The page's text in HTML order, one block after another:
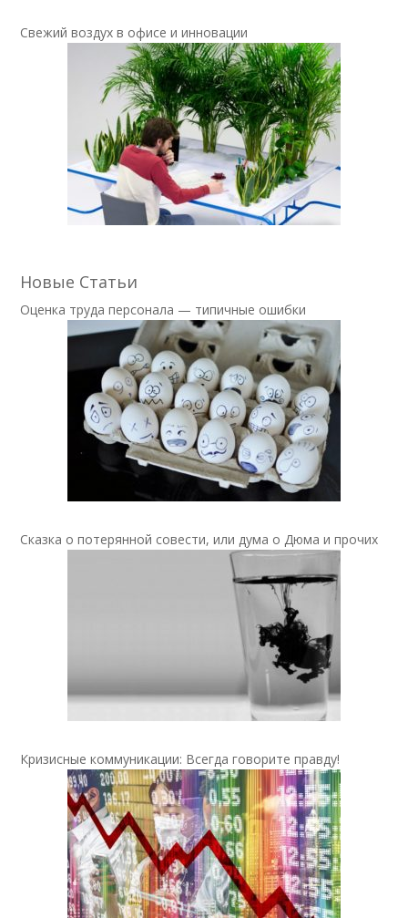
Свежий воздух в офисе и инновации
Новые Статьи
Оценка труда персонала — типичные ошибки
Сказка о потерянной совести, или дума о Дюма и прочих
Кризисные коммуникации: Всегда говорите правду!